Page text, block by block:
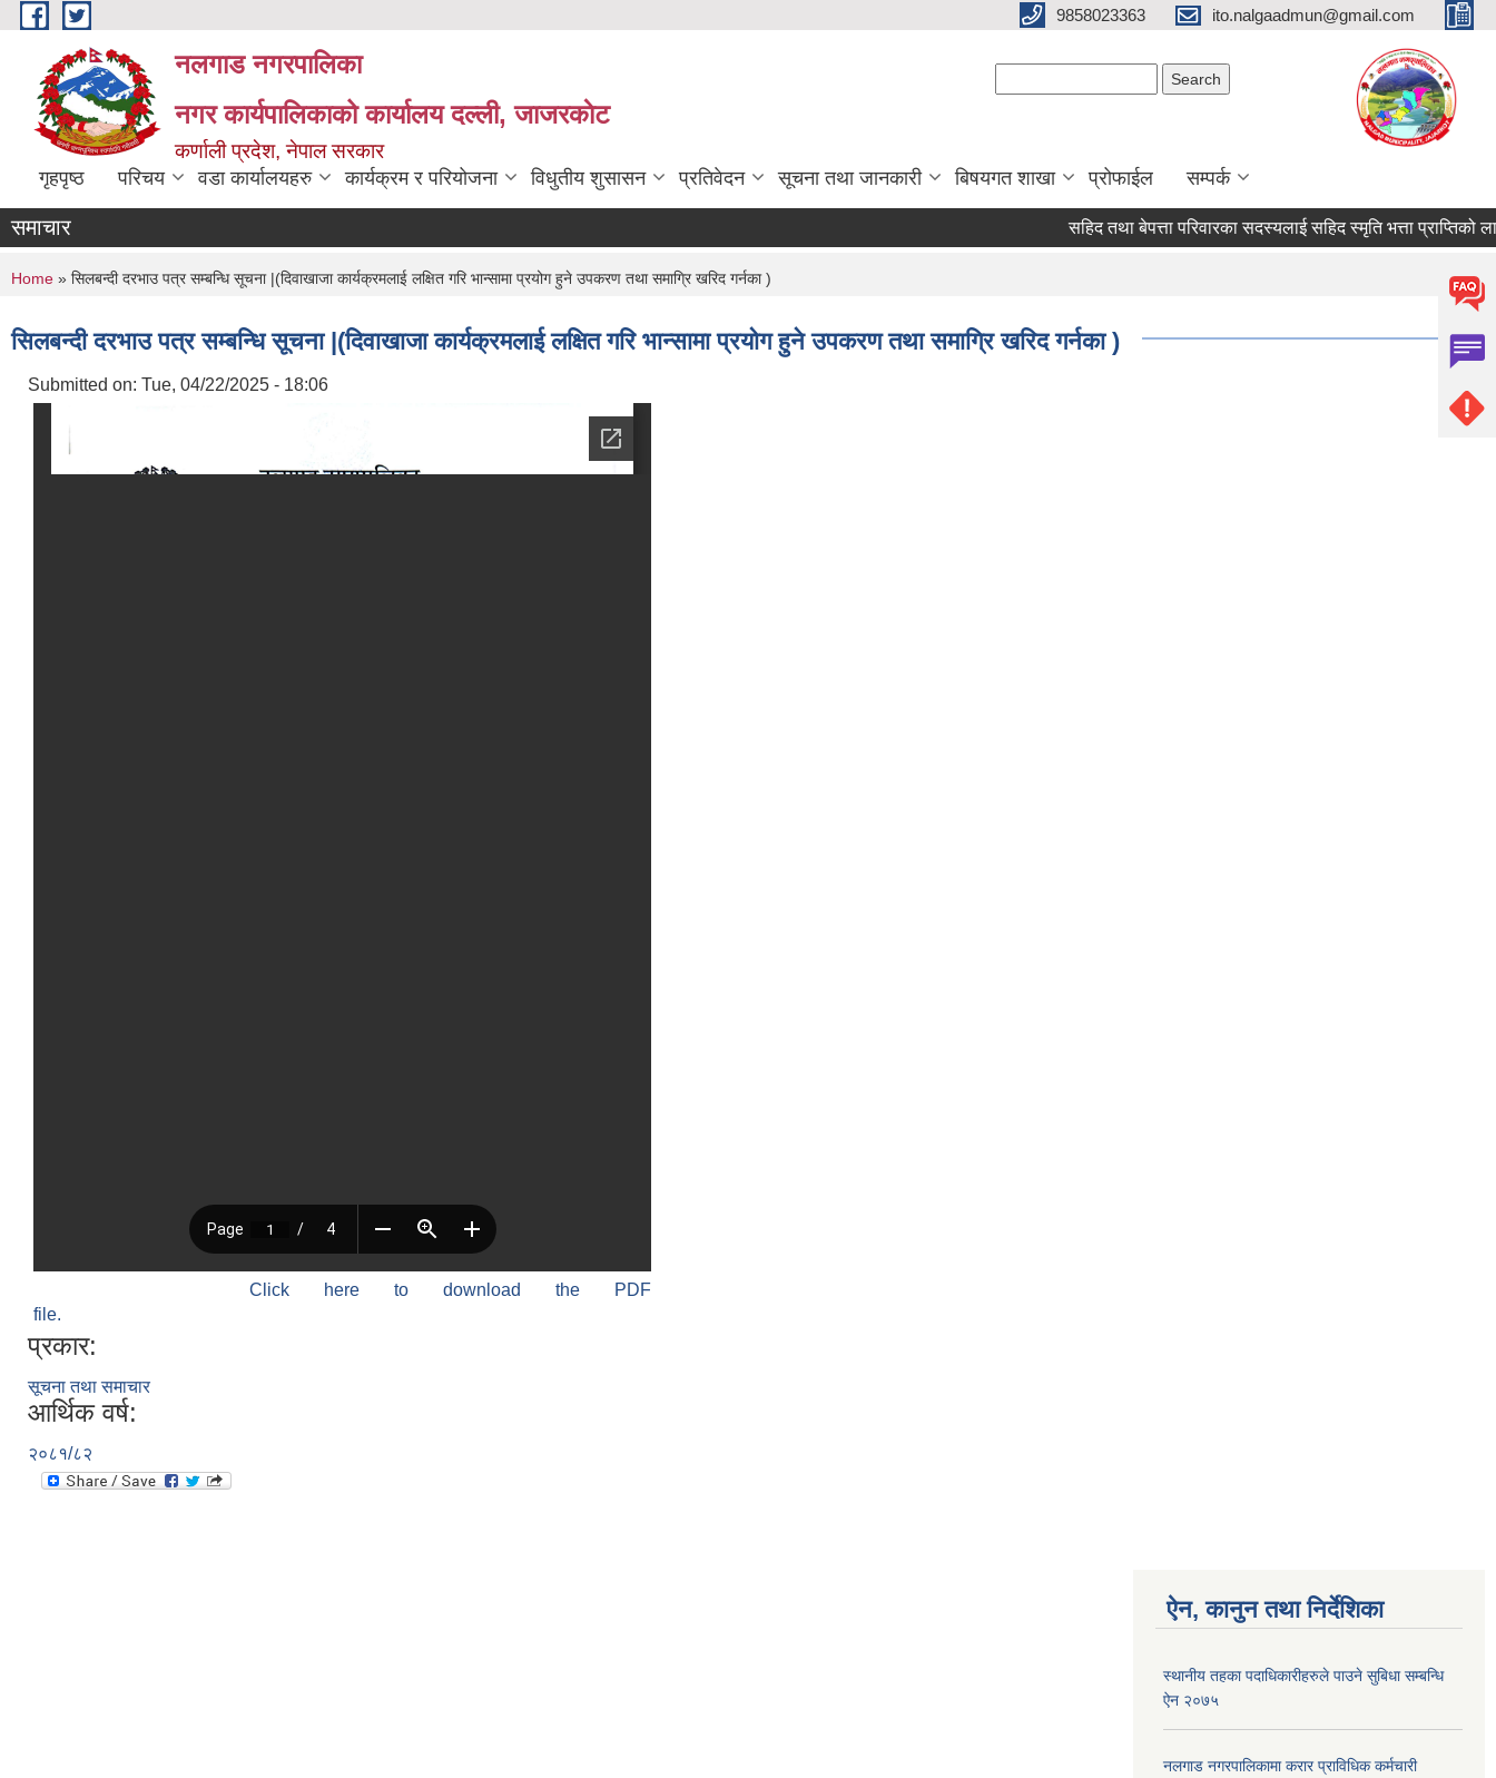
Skip to main content 9858023363 ito.nalgaadmun@gmail.com
नलगाड नगरपालिका
नगर कार्यपालिकाको कार्यालय दल्ली, जाजरकाेट
कर्णाली प्रदेश, नेपाल सरकार
गृहपृष्ठ परिचय वडा कार्यालयहरु कार्यक्रम र परियोजना विधुतीय शुसासन प्रतिवेदन सूचना तथा जानकारी बिषयगत शाखा प्रोफाईल सम्पर्क
समाचार सहिद तथा बेपत्ता परिवारका सदस्यलाई सहिद स्मृति भत्ता प्राप्तिको लागि
You are here
Home » सिलबन्दी दरभाउ पत्र सम्बन्धि सूचना |(दिवाखाजा कार्यक्रमलाई लक्षित गरि भान्सामा प्रयोग हुने उपकरण तथा समाग्रि खरिद गर्नका )
सिलबन्दी दरभाउ पत्र सम्बन्धि सूचना |(दिवाखाजा कार्यक्रमलाई लक्षित गरि भान्सामा प्रयोग हुने उपकरण तथा समाग्रि खरिद गर्नका )
Submitted on: Tue, 04/22/2025 - 18:06
Click here to download the PDF
file.
प्रकार:
सूचना तथा समाचार
आर्थिक वर्ष:
२०८१/८२
ऐन, कानुन तथा निर्देशिका
स्थानीय तहका पदाधिकारीहरुले पाउने सुबिधा सम्बन्धि
ऐन २०७५
नलगाड नगरपालिकामा करार प्राविधिक कर्मचारी